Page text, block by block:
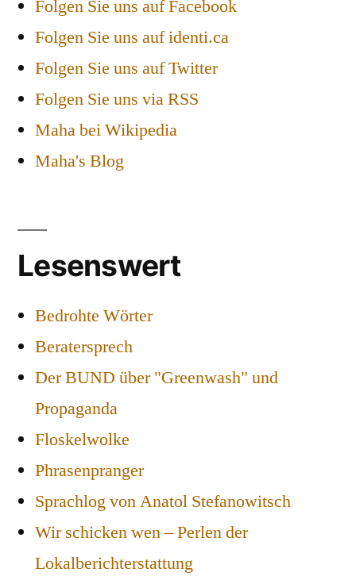
Folgen Sie uns auf Facebook
Folgen Sie uns auf identi.ca
Folgen Sie uns auf Twitter
Folgen Sie uns via RSS
Maha bei Wikipedia
Maha's Blog
Lesenswert
Bedrohte Wörter
Beratersprech
Der BUND über "Greenwash" und
Propaganda
Floskelwolke
Phrasenpranger
Sprachlog von Anatol Stefanowitsch
Wir schicken wen – Perlen der
Lokalberichterstattung